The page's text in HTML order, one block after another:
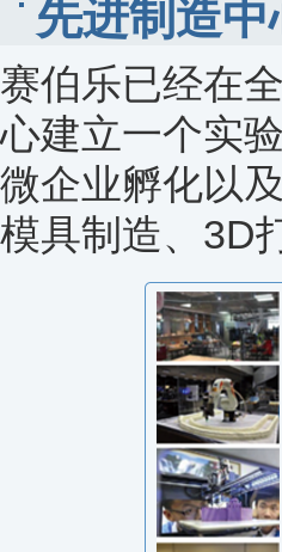
先进制造中
赛伯乐已经在
心建立一个实
微企业孵化以
模具制造、3D